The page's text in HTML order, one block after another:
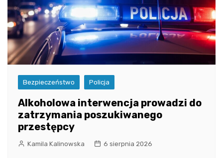
Bezpieczeństwo Policja
Alkoholowa interwencja prowadzi do
zatrzymania poszukiwanego
przestępcy
Kamila Kalinowska 6 sierpnia 2026